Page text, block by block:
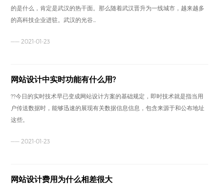
的是什么，肯定是武汉的热干面。那么随着武汉晋升为一线城市，越来越多
的高科技企业进驻。武汉的光谷...
—— 2021-01-23
网站设计中实时功能有什么用?
??今日的实时技术早已变成网站设计方案的基础规定，即时技术就是指当用
户传送数据时，能够迅速的展现有关数据信息信息，包含来源于和公布地址
这些。
—— 2021-01-23
网站设计费用为什么相差很大